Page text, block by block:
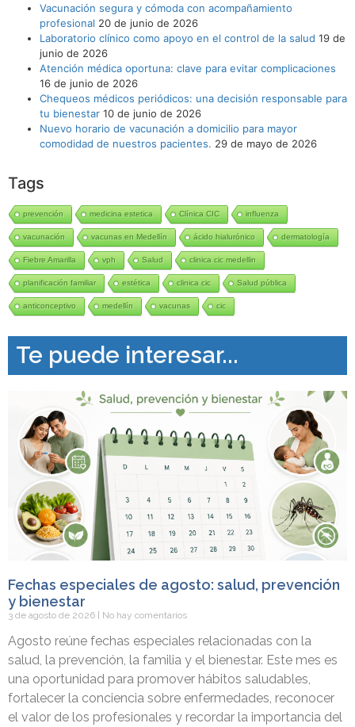
Vacunación segura y cómoda con acompañamiento
profesional 20 de junio de 2026
Laboratorio clínico como apoyo en el control de la salud 19 de
junio de 2026
Atención médica oportuna: clave para evitar complicaciones
16 de junio de 2026
Chequeos médicos periódicos: una decisión responsable para
tu bienestar 10 de junio de 2026
Nuevo horario de vacunación a domicilio para mayor
comodidad de nuestros pacientes. 29 de mayo de 2026
Tags
prevención medicina estetica Clínica CIC influenza
vacunación vacunas en Medellín ácido hialurónico dermatología
Fiebre Amarilla vph Salud clinica cic medellin
planificación familiar estética clinica cic Salud pública
anticonceptivo medellín vacunas cic
Te puede interesar...
Fechas especiales de agosto: salud, prevención
y bienestar
3 de agosto de 2026 No hay comentarios
Agosto reúne fechas especiales relacionadas con la
salud, la prevención, la familia y el bienestar. Este mes es
una oportunidad para promover hábitos saludables,
fortalecer la conciencia sobre enfermedades, reconocer
el valor de los profesionales y recordar la importancia del